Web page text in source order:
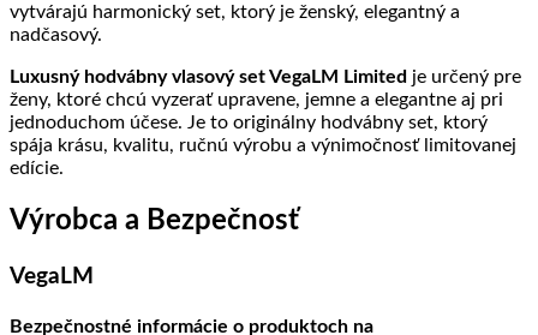
vytvárajú harmonický set, ktorý je ženský, elegantný a
nadčasový.
Luxusný hodvábny vlasový set VegaLM Limited je určený pre
ženy, ktoré chcú vyzerať upravene, jemne a elegantne aj pri
jednoduchom účese. Je to originálny hodvábny set, ktorý
spája krásu, kvalitu, ručnú výrobu a výnimočnosť limitovanej
edície.
Výrobca a Bezpečnosť
VegaLM
Bezpečnostné informácie o produktoch na